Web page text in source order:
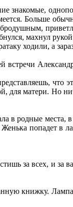
знакомые,
Больше
махнул
ходили, а
встречи
что
для матери. Но
в родные места,
попадет в
за всех, и за
книжку. Лампа